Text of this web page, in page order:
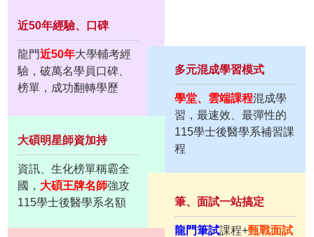
近50年經驗、口碑
龍門近50年大學輔考經
驗，破萬名學員口碑、
榜單，成功翻轉學歷
多元混成學習模式
學堂、雲端課程混成學
習，最速效、最彈性的
115學士後醫學系補習課
程
大碩明星師資加持
資訊、生化榜單稱霸全
國， 大碩王牌名師強攻
115學士後醫學系名額
筆、面試一站搞定
龍門筆試課程+甄戰面試